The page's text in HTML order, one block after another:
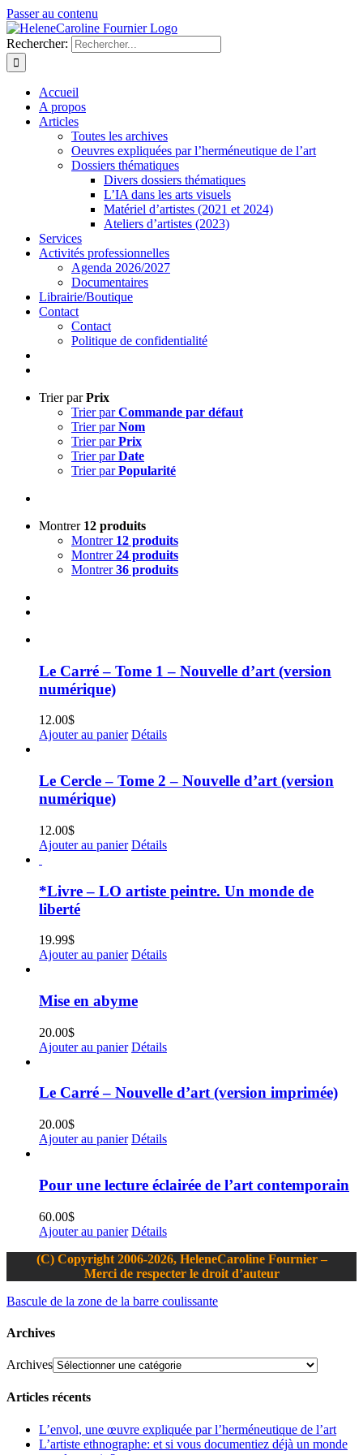
Passer au contenu
Rechercher:
Accueil
A propos
Articles
Toutes les archives
Oeuvres expliquées par l’herméneutique de l’art
Dossiers thématiques
Divers dossiers thématiques
L’IA dans les arts visuels
Matériel d’artistes (2021 et 2024)
Ateliers d’artistes (2023)
Services
Activités professionnelles
Agenda 2026/2027
Documentaires
Librairie/Boutique
Contact
Contact
Politique de confidentialité
Trier parPrix
Trier parCommande par défaut
Trier parNom
Trier parPrix
Trier parDate
Trier parPopularité
Montrer 12 produits
Montrer 12 produits
Montrer24 produits
Montrer36 produits
Le Carré – Tome 1 – Nouvelle d’art (version
numérique)
12.00$
Ajouter au panier Détails
Le Cercle – Tome 2 – Nouvelle d’art (version
numérique)
12.00$
Ajouter au panier Détails
*Livre – LO artiste peintre. Un monde de
liberté
19.99$
Ajouter au panier Détails
Mise en abyme
20.00$
Ajouter au panier Détails
Le Carré – Nouvelle d’art (version imprimée)
20.00$
Ajouter au panier Détails
Pour une lecture éclairée de l’art contemporain
60.00$
Ajouter au panier Détails
(C) Copyright 2006-2026, HeleneCaroline Fournier –
Merci de respecter le droit d’auteur
Bascule de la zone de la barre coulissante
Archives
Archives
Articles récents
L’envol, une œuvre expliquée par l’herméneutique de l’art
L’artiste ethnographe: et si vous documentiez déjà un monde